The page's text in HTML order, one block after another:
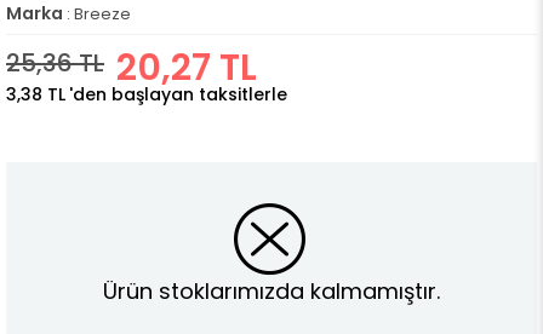
Marka : Breeze
25,36 TL 20,27 TL
3,38 TL 'den başlayan taksitlerle
Ürün stoklarımızda kalmamıştır.